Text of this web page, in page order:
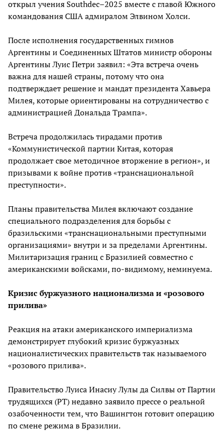
открыл учения Southdec–2025 вместе с главой Южного
командования США адмиралом Элвином Холси.
После исполнения государственных гимнов
Аргентины и Соединенных Штатов министр обороны
Аргентины Луис Петри заявил: «Эта встреча очень
важна для нашей страны, потому что она
подтверждает решение и мандат президента Хавьера
Милея, которые ориентированы на сотрудничество с
администрацией Дональда Трампа».
Встреча продолжилась тирадами против
«Коммунистической партии Китая, которая
продолжает свое методичное вторжение в регион», и
призывами к войне против «транснациональной
преступности».
Планы правительства Милея включают создание
специального подразделения для борьбы с
бразильскими «транснациональными преступными
организациями» внутри и за пределами Аргентины.
Милитаризация границ с Бразилией совместно с
американскими войсками, по-видимому, неминуема.
Кризис буржуазного национализма и «розового
прилива»
Реакция на атаки американского империализма
демонстрирует глубокий кризис буржуазных
националистических правительств так называемого
«розового прилива».
Правительство Луиса Инасиу Лулы да Силвы от Партии
трудящихся (PT) недавно заявило прессе о реальной
озабоченности тем, что Вашингтон готовит операцию
по смене режима в Бразилии.